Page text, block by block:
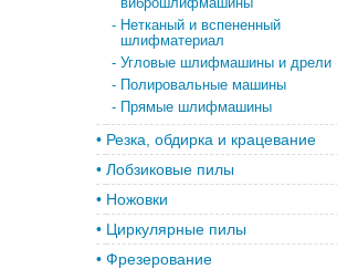
- Нетканый и вспененный
шлифматериал
- Угловые шлифмашины и дрели
- Полировальные машины
- Прямые шлифмашины
• Резка, обдирка и крацевание
• Лобзиковые пилы
• Ножовки
• Циркулярные пилы
• Фрезерование